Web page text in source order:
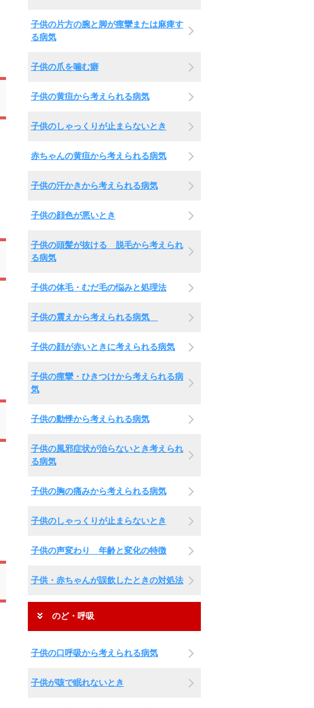
子供の片方の腕と脚が痙攣または麻痺す
る病気
子供の爪を噛む癖
子供の黄疸から考えられる病気
子供のしゃっくりが止まらないとき
赤ちゃんの黄疸から考えられる病気
子供の汗かきから考えられる病気
子供の顔色が悪いとき
子供の頭髪が抜ける 脱毛から考えられ
る病気
子供の体毛・むだ毛の悩みと処理法
子供の震えから考えられる病気
子供の顔が赤いときに考えられる病気
子供の痙攣・ひきつけから考えられる病
気
子供の動悸から考えられる病気
子供の風邪症状が治らないとき考えられ
る病気
子供の胸の痛みから考えられる病気
子供のしゃっくりが止まらないとき
子供の声変わり 年齢と変化の特徴
子供・赤ちゃんが誤飲したときの対処法
のど・呼吸
子供の口呼吸から考えられる病気
子供が咳で眠れないとき